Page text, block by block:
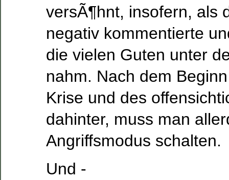
versÃ¶hnt, insofern, als
negativ kommentierte
die vielen Guten unter
nahm. Nach dem
Krise und des
dahinter, muss man
Angriffsmodus schalten.
Und -